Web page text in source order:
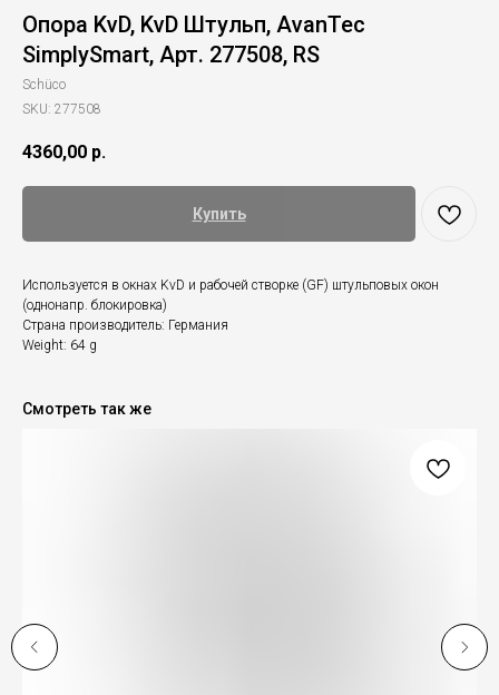
Опора KvD, KvD Штульп, AvanTec
SimplySmart, Арт. 277508, RS
Schüco
SKU: 277508
4360,00 р.
Купить
Используется в окнах KvD и рабочей створке (GF) штульповых окон
(однонапр. блокировка)
Страна производитель: Германия
Weight: 64 g
Смотреть так же